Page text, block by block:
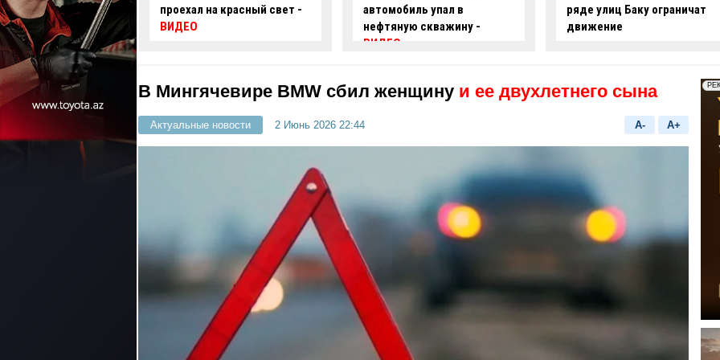
на красный свет -
автомобиль упал в
нефтяную скважину -
ряде улиц Баку ограничат
движение
опасные действия за рулем
-ВИДЕО
В Мингячевире BMW сбил женщину и ее двухлетнего сына
Актуальные новости 2 Июнь 2026 22:44 A- A+